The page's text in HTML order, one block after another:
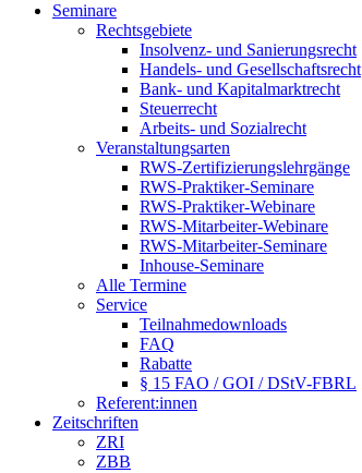
Seminare
Rechtsgebiete
Insolvenz- und Sanierungsrecht
Handels- und Gesellschaftsrecht
Bank- und Kapitalmarktrecht
Steuerrecht
Arbeits- und Sozialrecht
Veranstaltungsarten
RWS-Zertifizierungslehrgänge
RWS-Praktiker-Seminare
RWS-Praktiker-Webinare
RWS-Mitarbeiter-Webinare
RWS-Mitarbeiter-Seminare
Inhouse-Seminare
Alle Termine
Service
Teilnahmedownloads
FAQ
Rabatte
§ 15 FAO / GOI / DStV-FBRL
Referent:innen
Zeitschriften
ZRI
ZBB